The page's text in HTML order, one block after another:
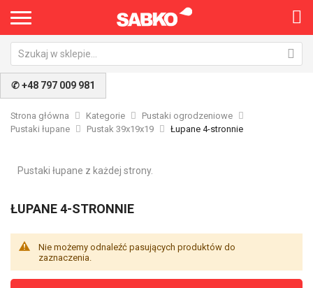
✆ +48 797 009 981
Strona główna Kategorie
Pustaki ogrodzeniowe
Pustaki łupane
Pustak 39x19x19 Łupane 4-stronnie
Pustaki łupane z każdej strony.
ŁUPANE 4-STRONNIE
Nie możemy odnaleźć pasujących produktów do
zaznaczenia.